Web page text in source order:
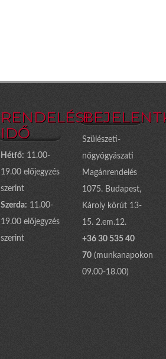
RENDELÉSI
IDŐ
Hétfő: 11.00-
19.00 előjegyzés
szerint
Szerda: 11.00-
19.00 előjegyzés
szerint
Szülészeti-
nőgyógyászati
Magánrendelés
1075. Budapest,
Károly körút 13-
15. 2.em.12.
+36 30 535 40
70(munkanapokon
09.00-18.00)